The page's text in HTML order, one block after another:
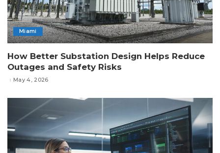
Miami
How Better Substation Design Helps Reduce
Outages and Safety Risks
May 4, 2026